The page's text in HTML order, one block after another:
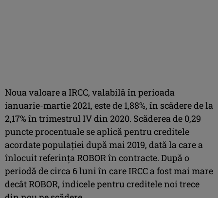
Noua valoare a IRCC, valabilă în perioada
ianuarie-martie 2021, este de 1,88%, în scădere de la
2,17% în trimestrul IV din 2020. Scăderea de 0,29
puncte procentuale se aplică pentru creditele
acordate populației după mai 2019, dată la care a
înlocuit referința ROBOR în contracte. După o
periodă de circa 6 luni în care IRCC a fost mai mare
decât ROBOR, indicele pentru creditele noi trece